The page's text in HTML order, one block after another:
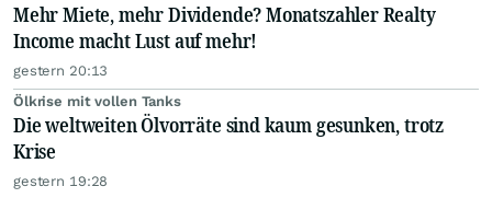
Mehr Miete, mehr Dividende? Monatszahler Realty
Income macht Lust auf mehr!
gestern 20:13
Ölkrise mit vollen Tanks
Die weltweiten Ölvorräte sind kaum gesunken, trotz
Krise
gestern 19:28